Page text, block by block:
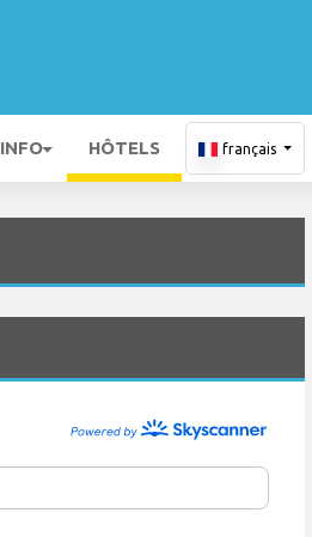
INFO HÔTELS français